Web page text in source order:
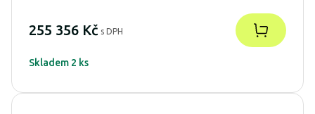
255 356 Kč s DPH
Skladem 2 ks